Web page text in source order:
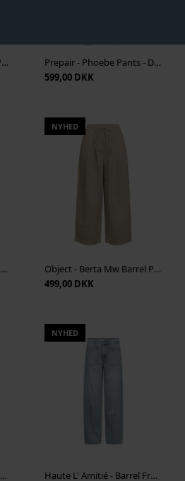
Co' Couture - Luna Wide Pant - Dark Brown
Prepair - Phoebe Pants - Dark Sand
599,00 DKK
Haute L' Amitié - Chess Check Harem Pant - Beige
NYHED
Object - Berta Mw Barrel Pant - Humus
499,00 DKK
Haute L ' Amitié - Tech Tailor Pant - Black
NYHED
Haute L' Amitié - Barrel Front Pocket Jeans - Bleached Denim